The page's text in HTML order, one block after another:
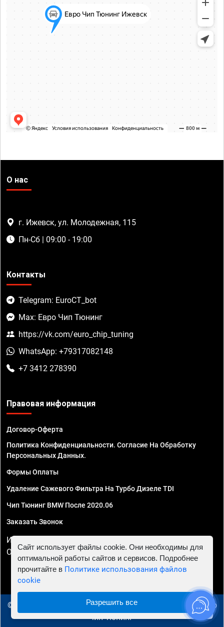
О нас
г. Ижевск, ул. Молодежная, 115
Пн-Сб | 09:00 - 19:00
Контакты
Telegram: EuroCT_bot
Max: Евро Чип Тюнинг
https://vk.com/euro_chip_tuning
WhatsApp: +79317082148
+7 3412 278390
Правовая информация
Договор-Оферта
Политика Конфиденциальности. Согласие На Обработку
Персональных Данных.
Формы Оплаты
Удаление Сажевого Фильтра На Турбо Дизеле TDI
Чип Тюнинг BMW После 2020.06
Заказать Звонок
ИП Смирнов Георгий Павлович. ИНН 781302555843,
ОГРНИП 324470400032610
© 2010 - 2026 Чип тюнинг в Ижевске - Автосервис "Евро
Чип Тюнинг"
Сайт использует файлы cookie. Они необходимы для
оптимальной работы сайтов и сервисов. Подробнее
прочитайте в Политике использования файлов
cookie
Разрешить все